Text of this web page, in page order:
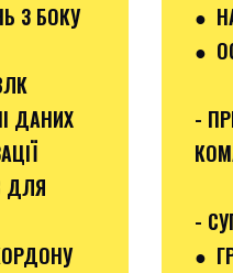
З БОКУ
ДАНИХ
ДЛЯ
●
●
-
-
●